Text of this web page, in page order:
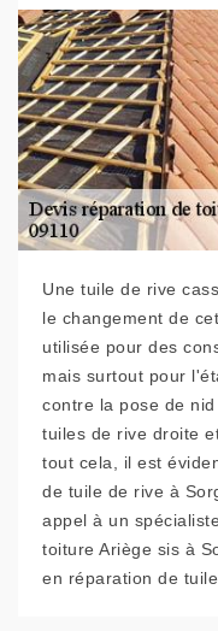
Une tuile de rive
le changement de
utilisée pour des
mais surtout pour
contre la pose de
tuiles de rive droite
tout cela, il est
de tuile de rive à
appel à un
toiture Ariège sis à
en réparation de tuile.